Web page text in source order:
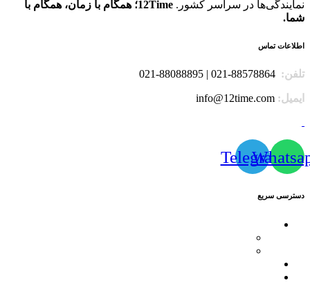
نمایندگی‌ها در سراسر کشور.
12Time؛ همگام با زمان، همگام با
شما.
اطلاعات تماس
تلفن:
ایمیل: info@12time.com
Telegram
دسترسی سریع